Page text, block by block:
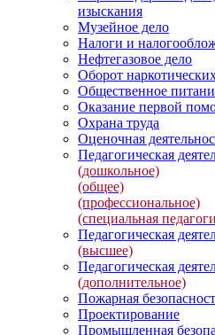
изыскания
Музейное дело
Налоги и
Нефтегазовое дело
Оборот
Общественное
Оказание первой
Охрана труда
Оценочная
Педагогическая
(дошкольное)
(общее)
(профессиональное)
(специальная
Педагогическая
(высшее)
Педагогическая
(дополнительное)
Пожарная
Проектирование
Промышленная